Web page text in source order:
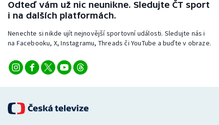
Vodní slalom
Volejbal
Odteď vám už nic neunikne. Sledujte ČT sport
i na dalších platformách.
Nenechte si nikde ujít nejnovější sportovní události. Sledujte nás i
na Facebooku, X, Instagramu, Threads či YouTube a buďte v obraze.